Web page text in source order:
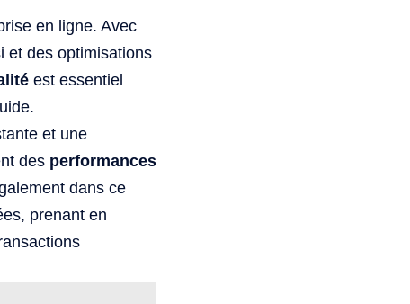
en ligne. Avec
et des optimisations
est essentiel
et une
des performances
dans ce
prenant en